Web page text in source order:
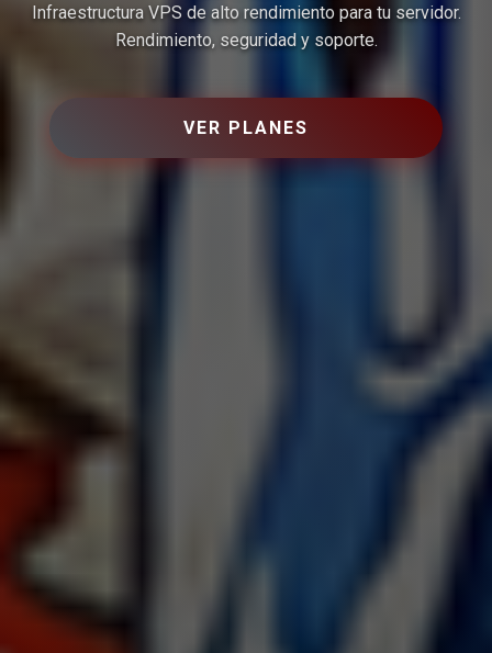
Infraestructura VPS de alto rendimiento para tu servidor.
Rendimiento, seguridad y soporte.
VER PLANES